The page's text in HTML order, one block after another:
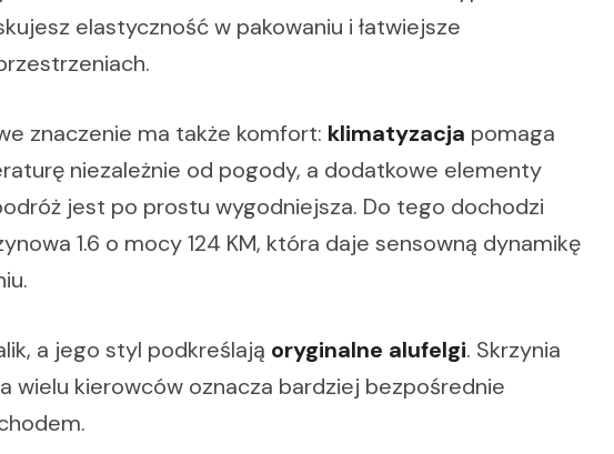
elastyczność w pakowaniu i łatwiejsze
znaczenie ma także komfort: klimatyzacja pomaga
niezależnie od pogody, a dodatkowe elementy
jest po prostu wygodniejsza. Do tego dochodzi
1.6 o mocy 124 KM, która daje sensowną dynamikę
a jego styl podkreślają oryginalne alufelgi. Skrzynia
wielu kierowców oznacza bardziej bezpośrednie